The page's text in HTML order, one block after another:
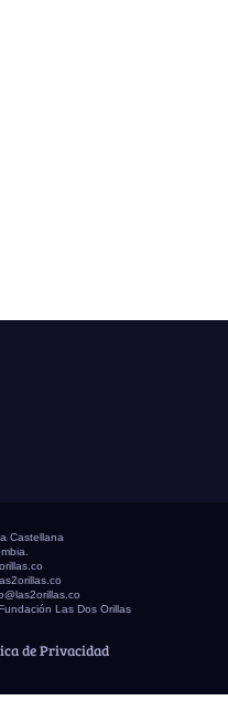
Castellana
Las Dos Orillas
de Privacidad